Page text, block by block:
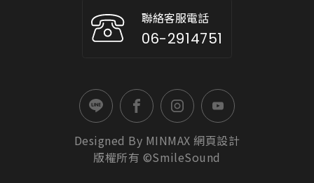
聯絡客服電話
06-2914751
Designed By MINMAX 網頁設計
版權所有 ©SmileSound